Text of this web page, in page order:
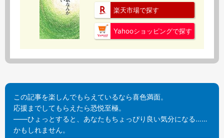
楽天市場で探す
Yahooショッピングで探す
この記事を楽しんでもらえているなら喜色満面。
応援までしてもらえたら恐悦至極。
——ひょっとすると、あなたもちょっぴり良い気分になる……
かもしれません。